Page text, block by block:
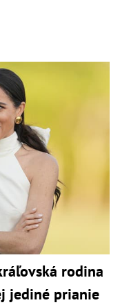
rodina
jediné prianie